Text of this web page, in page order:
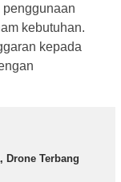
kebutuhan.
kepada
Drone Terbang